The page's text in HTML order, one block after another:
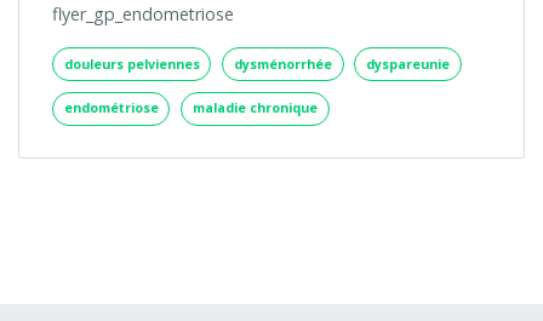
flyer_gp_endometriose
douleurs pelviennes dysménorrhée dyspareunie
endométriose maladie chronique